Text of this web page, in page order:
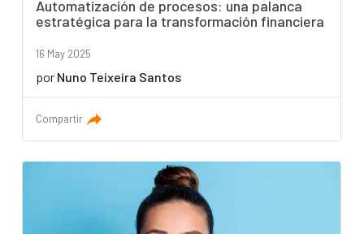
Automatización de procesos: una palanca
estratégica para la transformación financiera
16 May 2025
por Nuno Teixeira Santos
Compartir